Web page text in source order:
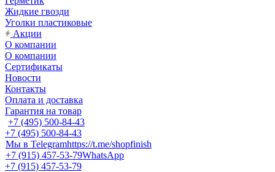
Жидкие гвозди
Уголки пластиковые
Акции
О компании
О компании
Сертификаты
Новости
Контакты
Оплата и доставка
Гарантия на товар
+7 (495) 500-84-43
+7 (495) 500-84-43
Мы в Telegramhttps://t.me/shopfinish
+7 (915) 457-53-79WhatsApp
+7 (915) 457-53-79